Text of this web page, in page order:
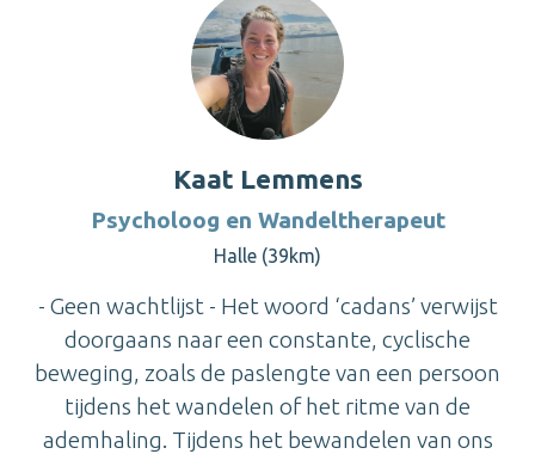
Kaat Lemmens
Psycholoog en Wandeltherapeut
Halle (39km)
- Geen wachtlijst - Het woord ‘cadans’ verwijst
doorgaans naar een constante, cyclische
beweging, zoals de paslengte van een persoon
tijdens het wandelen of het ritme van de
ademhaling. Tijdens het bewandelen van ons